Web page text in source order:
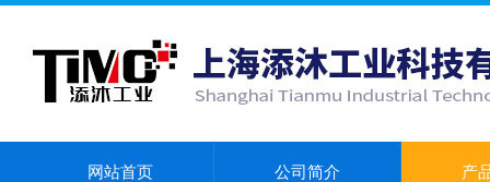
网站首页 公司简介 产